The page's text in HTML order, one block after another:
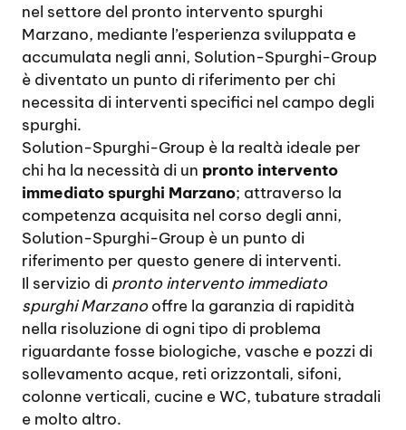
nel settore del pronto intervento spurghi
Marzano, mediante l’esperienza sviluppata e
accumulata negli anni, Solution-Spurghi-Group
è diventato un punto di riferimento per chi
necessita di interventi specifici nel campo degli
spurghi.
Solution-Spurghi-Group è la realtà ideale per
chi ha la necessità di un pronto intervento
immediato spurghi Marzano; attraverso la
competenza acquisita nel corso degli anni,
Solution-Spurghi-Group è un punto di
riferimento per questo genere di interventi.
Il servizio di pronto intervento immediato
spurghi Marzanooffre la garanzia di rapidità
nella risoluzione di ogni tipo di problema
riguardante fosse biologiche, vasche e pozzi di
sollevamento acque, reti orizzontali, sifoni,
colonne verticali, cucine e WC, tubature stradali
e molto altro.